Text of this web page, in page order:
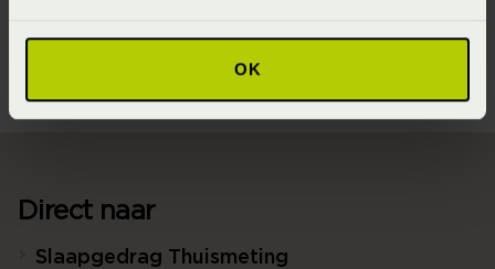
OK
Direct naar
Slaapgedrag Thuismeting